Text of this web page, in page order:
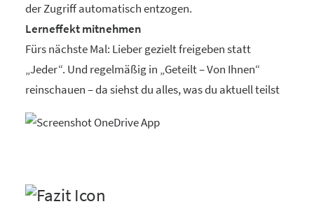
der Zugriff automatisch entzogen.
Lerneffekt mitnehmen
Fürs nächste Mal: Lieber gezielt freigeben statt
„Jeder“. Und regelmäßig in „Geteilt – Von Ihnen“
reinschauen – da siehst du alles, was du aktuell teilst